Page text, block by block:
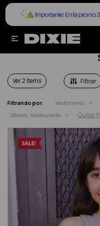

TOPS Y
Ver
Filtrando por: Vestimenta
Género: Adolescente Quitar